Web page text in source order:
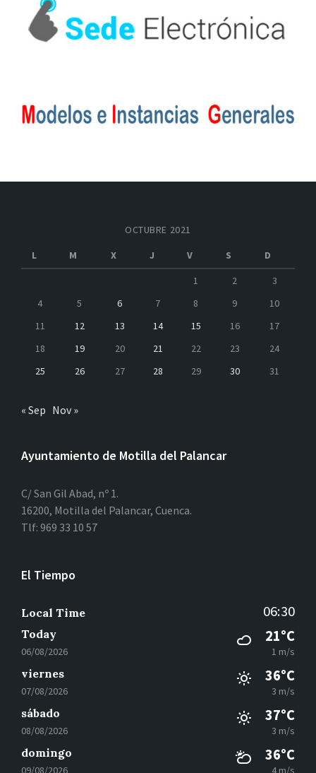
OCTUBRE 2021
L
M X J V S
D
1
2
3
4
5 6 7 8 9
10
11
12 13 14 15 16
17
18
19 20 21 22 23
24
25
26 27 28 29 30 31
« Sep Nov »
Ayuntamiento de Motilla del Palancar
C/ San Gil Abad, nº 1.
16200, Motilla del Palancar, Cuenca.
Tlf: 969 33 10 57
El Tiempo
Local Time 06:30
Today
06/08/2026
21°C
1 m/s
viernes
07/08/2026
36°C
3 m/s
sábado
08/08/2026
37°C
3 m/s
domingo
09/08/2026
36°C
4 m/s